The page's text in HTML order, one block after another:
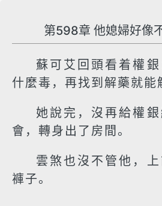
第598章 他媳婦好像
蘇可艾回頭看着權
什麼毒，再找到解藥就能
她說完，沒再給權
會，轉身出了房間。
雲煞也沒不管他，
褲子。